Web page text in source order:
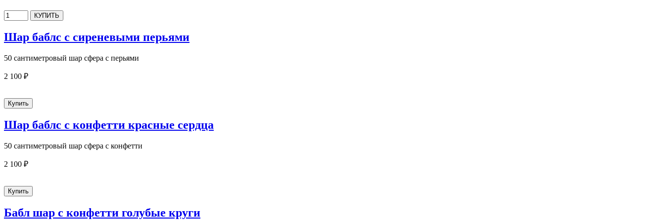
Шар баблс с сиреневыми перьями
50 сантиметровый шар сфера с перьями
2 100 ₽
Шар баблс с конфетти красные сердца
50 сантиметровый шар сфера с конфетти
2 100 ₽
Бабл шар с конфетти голубые круги